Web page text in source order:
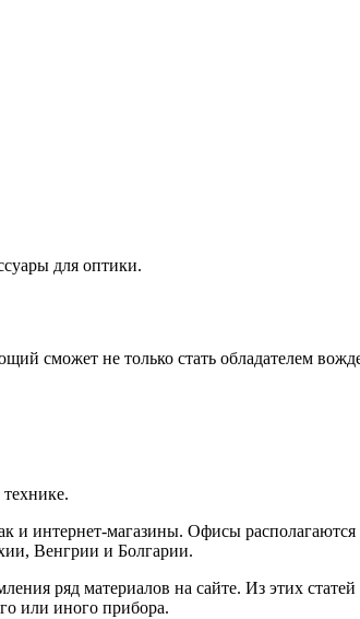
для оптики.
сможет не только стать обладателем
и интернет-магазины. Офисы
Венгрии и Болгарии.
ряд материалов на сайте. Из этих
или иного прибора.